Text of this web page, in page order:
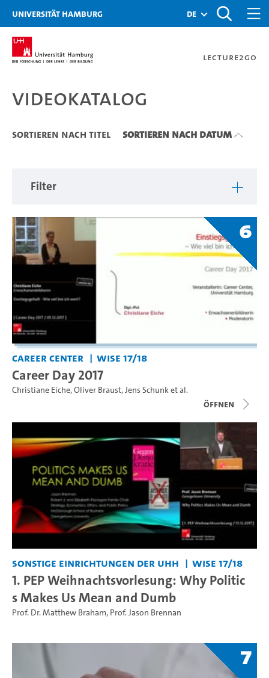
Zu den Filtern
Zur Metanavigation
Zur Hauptnavigation
Zur Suche
Zum Inhalt
Zum Seitenfuss
Universität Hamburg de
Lecture2Go
Videokatalog
Videokatalog
Sortieren nach Titel Sortieren nach Datum
Filter
6
Career Center WiSe 17/18
Career Day 2017
Christiane Eiche,Oliver Braust,Jens Schunket al.
Öffnen
Sonstige Einrichtungen der UHH WiSe 17/18
1. PEP Weihnachtsvorlesung: Why Politic
s Makes Us Mean and Dumb
Prof. Dr. Matthew Braham, Prof. Jason Brennan
7